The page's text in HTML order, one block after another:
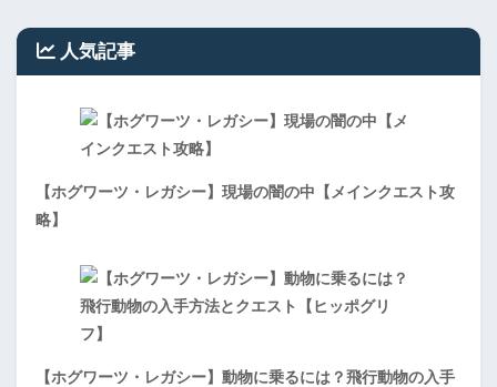
人気記事
【ホグワーツ・レガシー】現場の闇の中【メインクエスト攻
略】
【ホグワーツ・レガシー】動物に乗るには？飛行動物の入手